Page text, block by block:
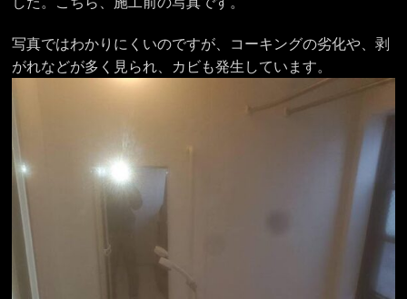
写真ではわかりにくいのですが、コーキングの劣化や、剥
がれなどが多く見られ、カビも発生しています。